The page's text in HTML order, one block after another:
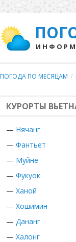
ПОГОДА ПО МЕСЯЦАМ /
КУРОРТЫ
— Нячанг
— Фантьет
— Муйне
— Фукуок
— Ханой
— Хошимин
— Дананг
— Халонг